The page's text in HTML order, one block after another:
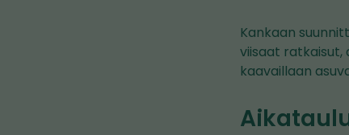
Kankaan
viisaat ratkaisut,
kaavaillaan